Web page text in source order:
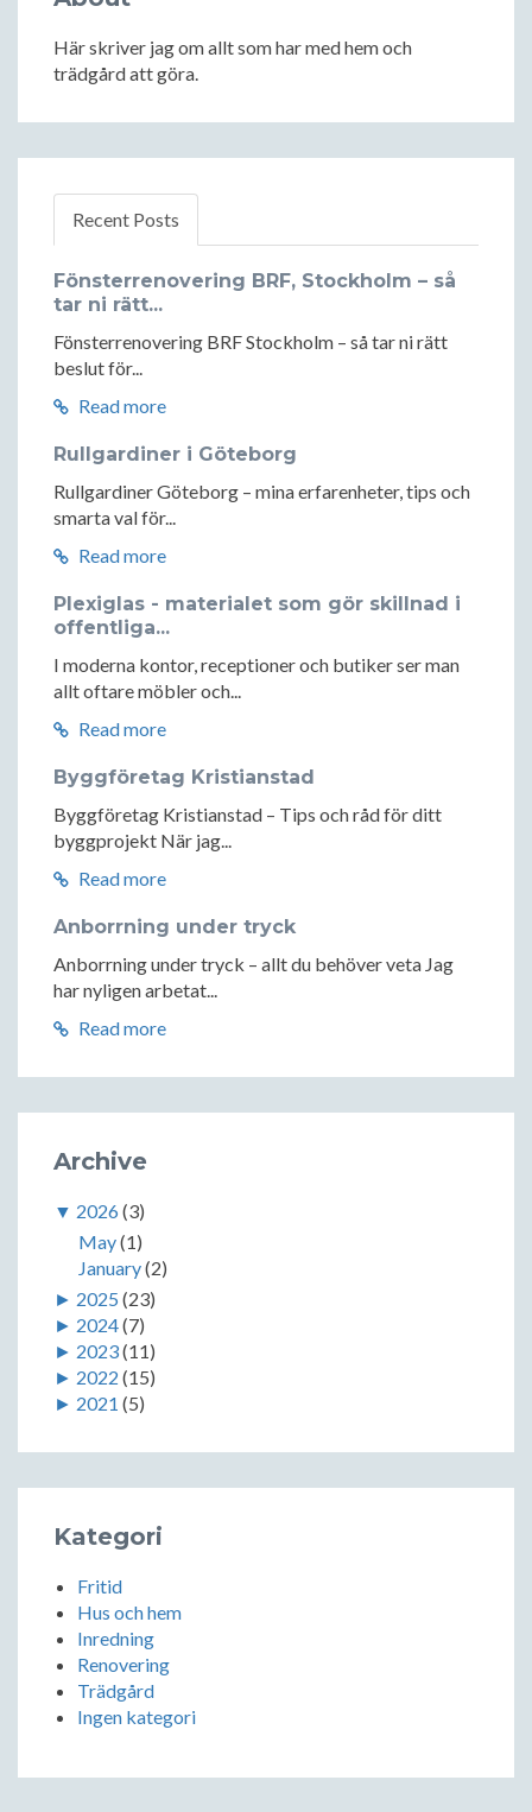
Här skriver jag om allt som har med hem och
trädgård att göra.
Recent Posts
Fönsterrenovering BRF, Stockholm – så
tar ni rätt...
Fönsterrenovering BRF Stockholm – så tar ni rätt
beslut för...
Read more
Rullgardiner i Göteborg
Rullgardiner Göteborg – mina erfarenheter, tips och
smarta val för...
Read more
Plexiglas - materialet som gör skillnad i
offentliga...
I moderna kontor, receptioner och butiker ser man
allt oftare möbler och...
Read more
Byggföretag Kristianstad
Byggföretag Kristianstad – Tips och råd för ditt
byggprojekt När jag...
Read more
Anborrning under tryck
Anborrning under tryck – allt du behöver veta Jag
har nyligen arbetat...
Read more
Archive
▼ 2026(3)
May(1)
January(2)
► 2025 (23)
► 2024(7)
► 2023(11)
► 2022 (15)
► 2021 (5)
Kategori
Fritid
Hus och hem
Inredning
Renovering
Trädgård
Ingen kategori